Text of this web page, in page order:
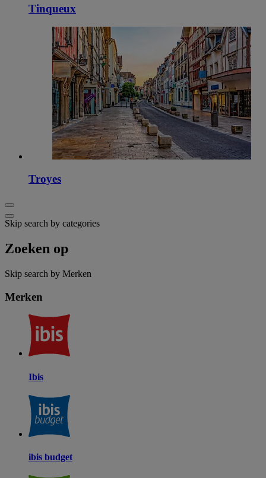
Tinqueux
Troyes
Skip search by categories
Zoeken op
Skip search by Merken
Merken
Ibis
ibis budget